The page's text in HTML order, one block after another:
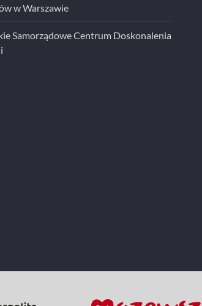
w Warszawie
Samorządowe Centrum Doskonalenia